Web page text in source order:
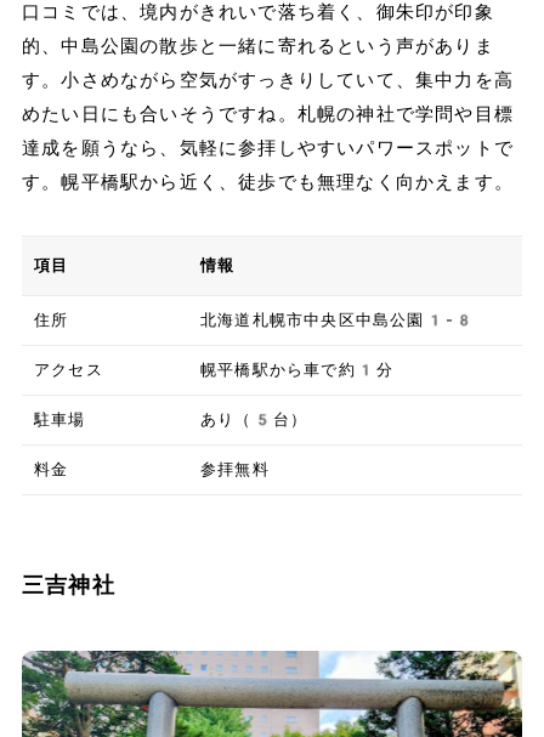
口コミでは、境内がきれいで落ち着く、御朱印が印象
的、中島公園の散歩と一緒に寄れるという声がありま
す。小さめながら空気がすっきりしていて、集中力を高
めたい日にも合いそうですね。札幌の神社で学問や目標
達成を願うなら、気軽に参拝しやすいパワースポットで
す。幌平橋駅から近く、徒歩でも無理なく向かえます。
項目 情報
住所 北海道札幌市中央区中島公園1-8
アクセス 幌平橋駅から車で約1分
駐車場 あり（5台）
料金 参拝無料
三吉神社